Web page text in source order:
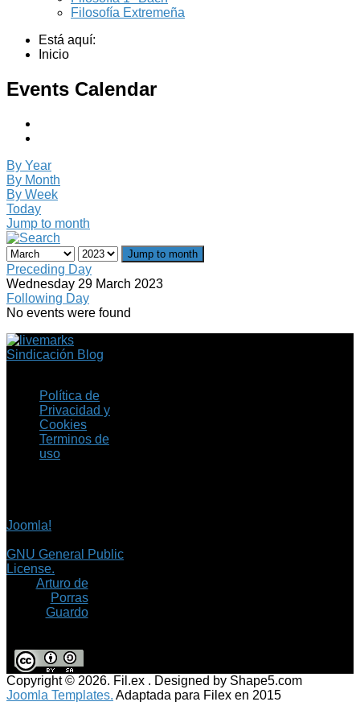
Filosofía Extremeña
Está aquí:
Inicio
Events Calendar
By Year
By Month
By Week
Today
Jump to month
Jump to month
Preceding Day
Wednesday 29 March 2023
Following Day
No events were found
Sindicación Blog
Política de
Privacidad y
Cookies
Terminos de
uso
Joomla!
GNU General Public
License.
Arturo de
Porras
Guardo
Copyright © 2026. Fil.ex . Designed by Shape5.com
Joomla Templates. Adaptada para Filex en 2015